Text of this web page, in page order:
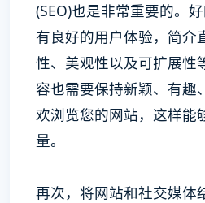
(SEO)也是非常重要的。
有良好的用户体验，简介
性、美观性以及可扩展性
容也需要保持新颖、有趣
欢浏览您的网站，这样能
量。
再次，将网站和社交媒体